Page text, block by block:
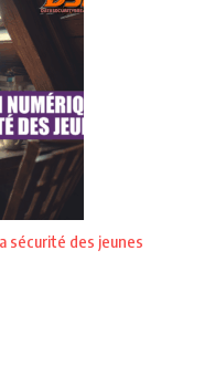
sécurité des jeunes